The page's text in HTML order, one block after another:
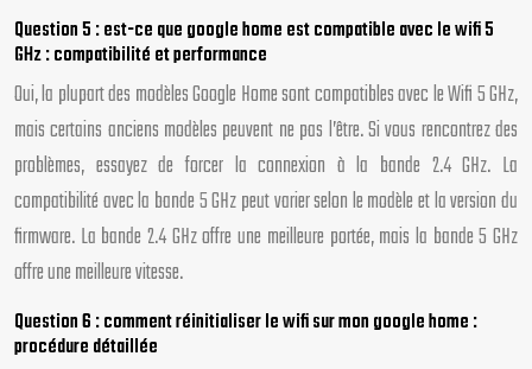
Question 5 : est-ce que google home est compatible avec le wifi 5
GHz : compatibilité et performance
Oui, la plupart des modèles Google Home sont compatibles avec le Wifi 5 GHz,
mais certains anciens modèles peuvent ne pas l’être. Si vous rencontrez des
problèmes, essayez de forcer la connexion à la bande 2.4 GHz. La
compatibilité avec la bande 5 GHz peut varier selon le modèle et la version du
firmware. La bande 2.4 GHz offre une meilleure portée, mais la bande 5 GHz
offre une meilleure vitesse.
Question 6 : comment réinitialiser le wifi sur mon google home :
procédure détaillée